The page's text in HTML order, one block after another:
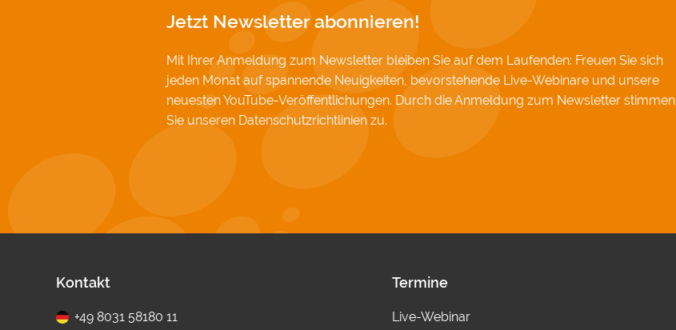
Jetzt Newsletter abonnieren!
Mit Ihrer Anmeldung zum Newsletter bleiben Sie auf dem Laufenden: Freuen Sie sich
jeden Monat auf spannende Neuigkeiten, bevorstehende Live-Webinare und unsere
neuesten YouTube-Veröffentlichungen. Durch die Anmeldung zum Newsletter stimmen
Sie unseren Datenschutzrichtlinienzu.
Fußbereich
Kontakt
+49 8031 58180 11
Termine
Live-Webinar